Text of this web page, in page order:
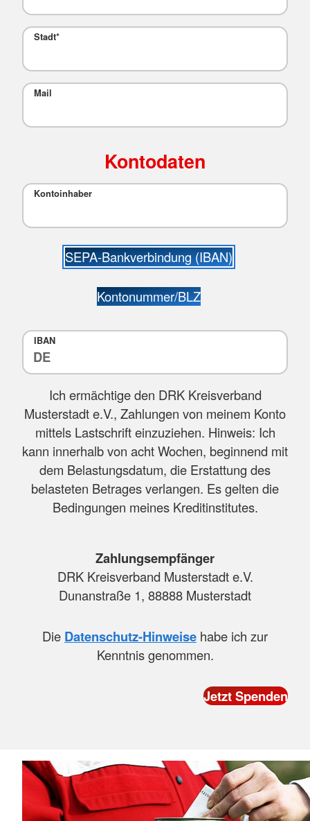
Stadt*
Mail
Kontodaten
Kontoinhaber
SEPA-Bankverbindung (IBAN)
Kontonummer/BLZ
IBAN
Ich ermächtige den DRK Kreisverband
Musterstadt e.V., Zahlungen von meinem Konto
mittels Lastschrift einzuziehen. Hinweis: Ich
kann innerhalb von acht Wochen, beginnend mit
dem Belastungsdatum, die Erstattung des
belasteten Betrages verlangen. Es gelten die
Bedingungen meines Kreditinstitutes.
Zahlungsempfänger
DRK Kreisverband Musterstadt e.V.
Dunanstraße 1, 88888 Musterstadt
Die Datenschutz-Hinweise habe ich zur
Kenntnis genommen.